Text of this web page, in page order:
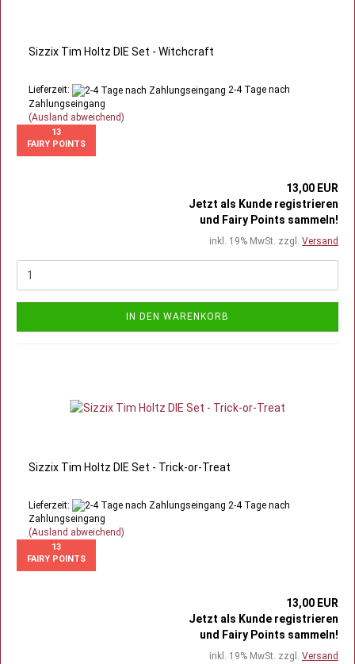
Sizzix Tim Holtz DIE Set - Witchcraft
Lieferzeit:
2-4 Tage nach
Zahlungseingang
(Ausland abweichend)
13
FAIRY POINTS
13,00 EUR
Jetzt als Kunde registrieren
und Fairy Points sammeln!
inkl. 19% MwSt. zzgl. Versand
IN DEN WARENKORB
Sizzix Tim Holtz DIE Set - Trick-or-Treat
Lieferzeit:
2-4 Tage nach
Zahlungseingang
(Ausland abweichend)
13
FAIRY POINTS
13,00 EUR
Jetzt als Kunde registrieren
und Fairy Points sammeln!
inkl. 19% MwSt. zzgl. Versand